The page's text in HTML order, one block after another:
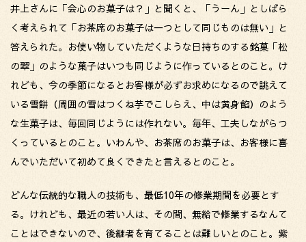
井上さんに「会心のお菓子は？」と聞くと、「うーん」としばら
く考えられて「お茶席のお菓子は一つとして同じものは無い」と
答えられた。お使い物していただくような日持ちのする銘菓「松
の翠」のような菓子はいつも同じように作っているとのこと。け
れども、今の季節になるとお客様が必ずお求めになるので誂えて
いる雪餅（周囲の雪はつくね芋でこしらえ、中は黄身餡）のよう
な生菓子は、毎回同じようには作れない。毎年、工夫しながらつ
くっているとのこと。いわんや、お茶席のお菓子は、お客様に喜
んでいただいて初めて良くできたと言えるとのこと。
どんな伝統的な職人の技術も、最低10年の修業期間を必要とす
る。けれども、最近の若い人は、その間、無給で修業するなんて
ことはできないので、後継者を育てることは難しいとのこと。紫